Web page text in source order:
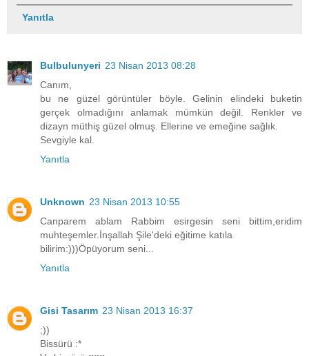
Yanıtla
Bulbulunyeri 23 Nisan 2013 08:28
Canım,
bu ne güzel görüntüler böyle. Gelinin elindeki buketin
gerçek olmadığını anlamak mümkün değil. Renkler ve
dizayn müthiş güzel olmuş. Ellerine ve emeğine sağlık.
Sevgiyle kal.
Yanıtla
Unknown 23 Nisan 2013 10:55
Canparem ablam Rabbim esirgesin seni bittim,eridim
muhteşemler.İnşallah Şile'deki eğitime katıla
bilirim:)))Öpüyorum seni...
Yanıtla
Gisi Tasarım 23 Nisan 2013 16:37
;))
Bissürü :*